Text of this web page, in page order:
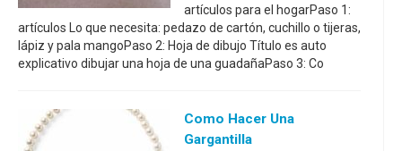
artículos para el hogarPaso 1:
artículos Lo que necesita: pedazo de cartón, cuchillo o tijeras,
lápiz y pala mangoPaso 2: Hoja de dibujo Título es auto
explicativo dibujar una hoja de una guadañaPaso 3: Co
Como Hacer Una
Gargantilla